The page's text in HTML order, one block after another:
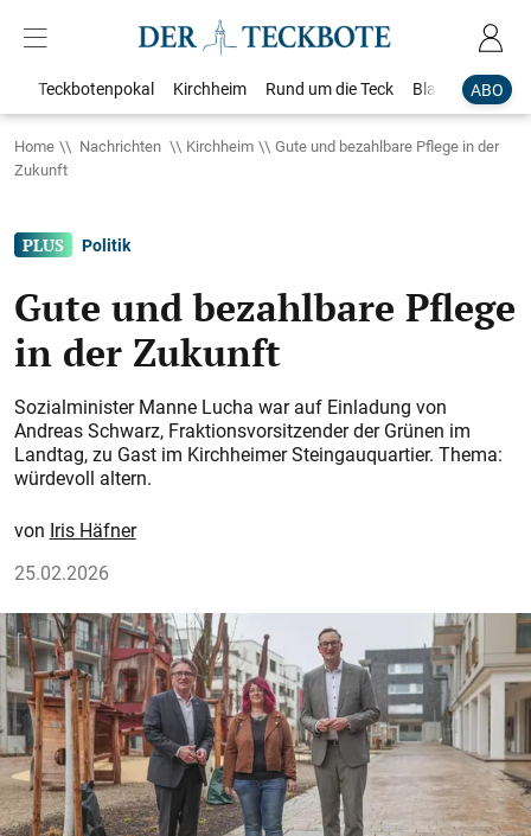
ABO
Teckbotenpokal Kirchheim Rund um die Teck Blaulicht
Home Nachrichten Kirchheim
Gute und bezahlbare Pflege in der
Zukunft
Politik
Gute und bezahlbare Pflege
in der Zukunft
Sozialminister Manne Lucha war auf Einladung von
Andreas Schwarz, Fraktionsvorsitzender der Grünen im
Landtag, zu Gast im Kirchheimer Steingauquartier. Thema:
würdevoll altern.
Iris Häfner
25.02.2026